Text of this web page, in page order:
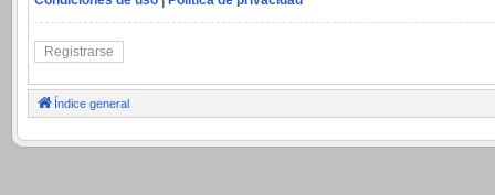
Registrarse
Índice general
.